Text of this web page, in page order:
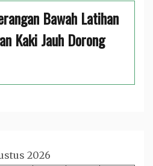
Bawah Latihan
Kaki Jauh Dorong
2026